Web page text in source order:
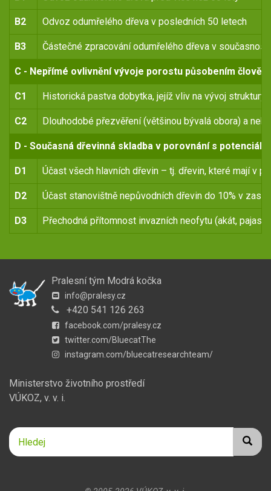
B2 Odvoz odumřelého dřeva v posledních 50 letech
B3 Částečné zpracování odumřelého dřeva v současnosti
C - Nepřímé ovlivnění vývoje porostu působením
C1 Historická pastva dobytka, jejíž vliv na vývoj
C2 Dlouhodobé přezvěření (většinou bývalá obora) a
D - Současná dřevinná skladba v porovnání s
D1 Účast všech hlavních dřevin – tj. dřevin, které mají v
D2 Účast stanovištně nepůvodních dřevin do 10% v
D3 Přechodná přítomnost invazních neofytu (akát,
Pralesní tým Modrá kočka
info@pralesy.cz
+420 541 126 263
facebook.com/pralesy.cz
twitter.com/BluecatThe
instagram.com/bluecatresearchteam/
Ministerstvo životního prostředí
VÚKOZ, v. v. i.
Hledat
Hledej
Hledej